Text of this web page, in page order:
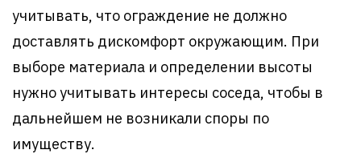
учитывать, что ограждение не должно
доставлять дискомфорт окружающим. При
выборе материала и определении высоты
нужно учитывать интересы соседа, чтобы в
дальнейшем не возникали споры по
имуществу.